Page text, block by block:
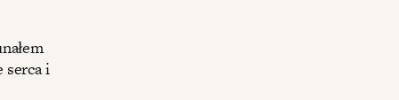
serca i